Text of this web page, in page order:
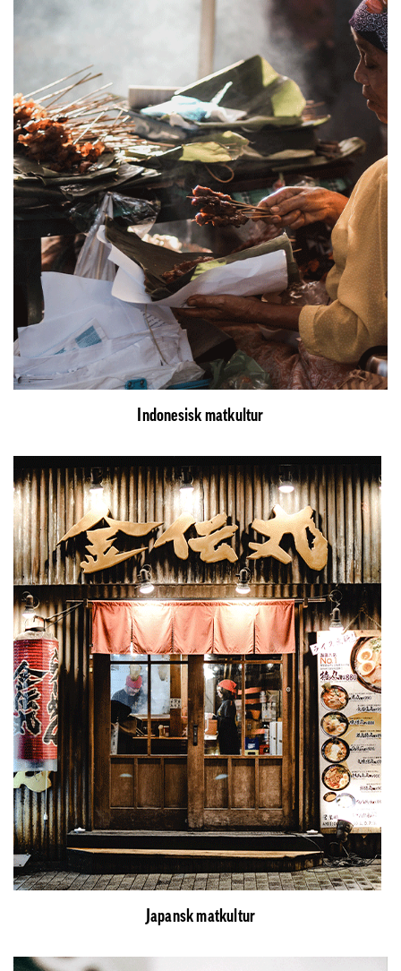
Indonesisk matkultur
Japansk matkultur